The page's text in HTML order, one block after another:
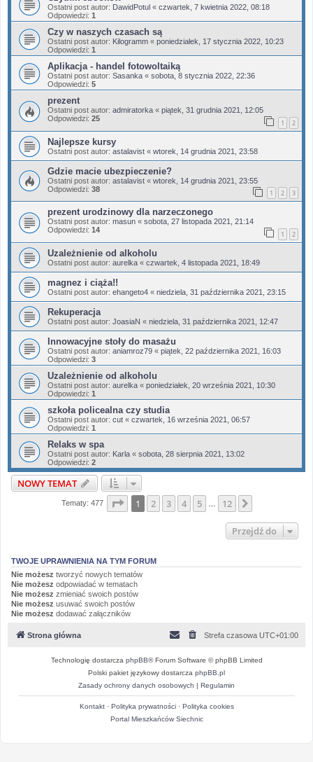
Ostatni post autor: DawidPotul « czwartek, 7 kwietnia 2022, 08:18
Odpowiedzi: 1
Czy w naszych czasach są
Ostatni post autor: Kilogramm « poniedziałek, 17 stycznia 2022, 10:23
Odpowiedzi: 1
Aplikacja - handel fotowoltaiką
Ostatni post autor: Sasanka « sobota, 8 stycznia 2022, 22:36
Odpowiedzi: 5
prezent
Ostatni post autor: admiratorka « piątek, 31 grudnia 2021, 12:05
Odpowiedzi: 25 1 2
Najlepsze kursy
Ostatni post autor: astalavist « wtorek, 14 grudnia 2021, 23:58
Gdzie macie ubezpieczenie?
Ostatni post autor: astalavist « wtorek, 14 grudnia 2021, 23:55
Odpowiedzi: 38 1 2 3
prezent urodzinowy dla narzeczonego
Ostatni post autor: masun « sobota, 27 listopada 2021, 21:14
Odpowiedzi: 14 1 2
Uzależnienie od alkoholu
Ostatni post autor: aurelka « czwartek, 4 listopada 2021, 18:49
magnez i ciąża!!
Ostatni post autor: ehangeto4 « niedziela, 31 października 2021, 23:15
Rekuperacja
Ostatni post autor: JoasiaN « niedziela, 31 października 2021, 12:47
Innowacyjne stoły do masażu
Ostatni post autor: aniamroz79 « piątek, 22 października 2021, 16:03
Odpowiedzi: 3
Uzależnienie od alkoholu
Ostatni post autor: aurelka « poniedziałek, 20 września 2021, 10:30
Odpowiedzi: 1
szkoła policealna czy studia
Ostatni post autor: cut « czwartek, 16 września 2021, 06:57
Odpowiedzi: 1
Relaks w spa
Ostatni post autor: Karla « sobota, 28 sierpnia 2021, 13:02
Odpowiedzi: 2
NOWY TEMAT
Tematy: 477 Strona1 z12
1 2 3 4 5 12
Przejdź do
TWOJE UPRAWNIENIA NA TYM FORUM
Nie możesz tworzyć nowych tematów
Nie możesz odpowiadać w tematach
Nie możesz zmieniać swoich postów
Nie możesz usuwać swoich postów
Nie możesz dodawać załączników
Strona główna Strefa czasowa UTC+01:00
Technologię dostarcza phpBB® Forum Software © phpBB Limited
Polski pakiet językowy dostarcza phpBB.pl
Zasady ochrony danych osobowych | Regulamin
Kontakt· Polityka prywatności· Polityka cookies
Portal Mieszkańców Siechnic